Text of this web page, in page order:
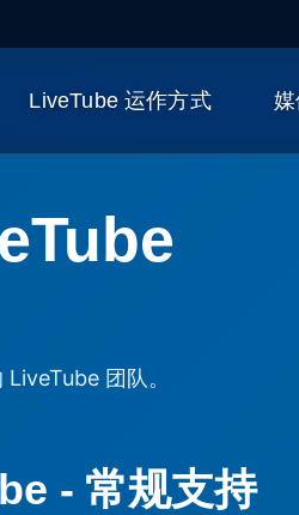
LiveTube 运作方式
团队。
- 常规支持